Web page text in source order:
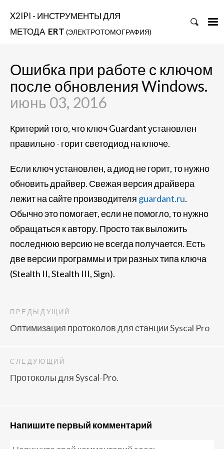
X2IPI - ИНСТРУМЕНТЫ ДЛЯ
МЕТОДА ERT (ЭЛЕКТРОТОМОГРАФИЯ)
Ошибка при работе с ключом
после обновления Windows.
июнь 03, 2016
Критерий того, что ключ Guardant установлен
правильно - горит светодиод на ключе.
Если ключ установлен, а диод не горит, то нужно
обновить драйвер. Свежая версия драйвера
лежит на сайте производителя guardant.ru.
Обычно это помогает, если не помогло, то нужно
обращаться к автору. Просто так выложить
последнюю версию не всегда получается. Есть
две версии программы и три разных типа ключа
(Stealth II, Stealth III, Sign).
ПРЕДЫДУЩИЙ
Оптимизация протоколов для станции Syscal Pro
СЛЕДУЮЩИЙ
Протоколы для Syscal-Pro.
Напишите первый комментарий